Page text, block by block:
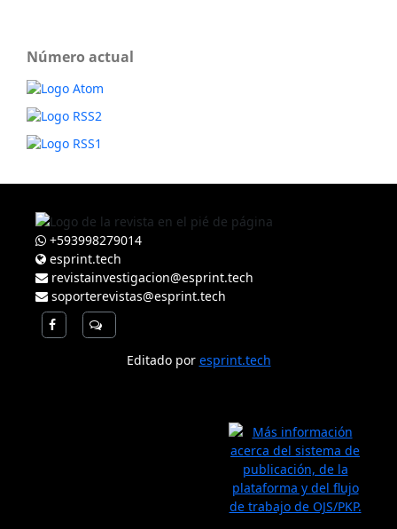
Número actual
+593998279014
esprint.tech
revistainvestigacion@esprint.tech
soporterevistas@esprint.tech
Editado por esprint.tech